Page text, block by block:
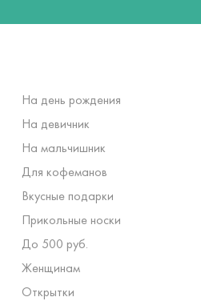
На день рождения
На девичник
На мальчишник
Для кофеманов
Вкусные подарки
Прикольные носки
До 500 руб.
Женщинам
Открытки